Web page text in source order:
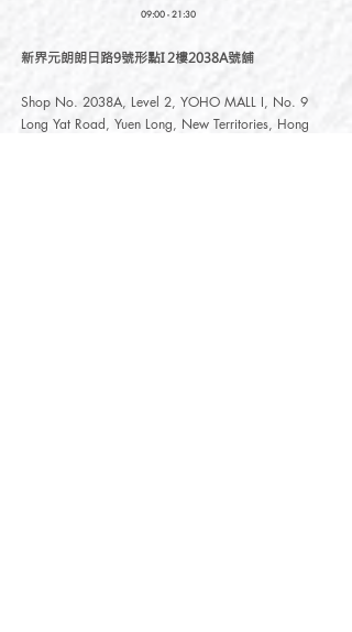
09:00 - 21:30
新界元朗朗日路9號形點I 2樓2038A號舖
Shop No. 2038A, Level 2, YOHO MALL I, No. 9
Long Yat Road, Yuen Long, New Territories, Hong